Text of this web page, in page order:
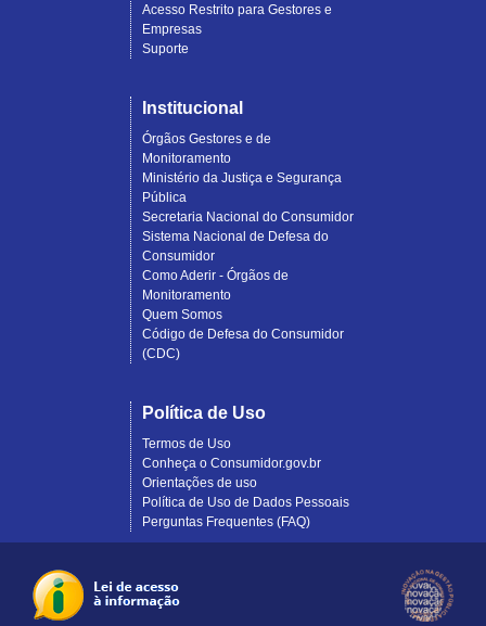
Acesso Restrito para Gestores e
Empresas
Suporte
Institucional
Órgãos Gestores e de
Monitoramento
Ministério da Justiça e Segurança
Pública
Secretaria Nacional do Consumidor
Sistema Nacional de Defesa do
Consumidor
Como Aderir - Órgãos de
Monitoramento
Quem Somos
Código de Defesa do Consumidor
(CDC)
Política de Uso
Termos de Uso
Conheça o Consumidor.gov.br
Orientações de uso
Política de Uso de Dados Pessoais
Perguntas Frequentes (FAQ)